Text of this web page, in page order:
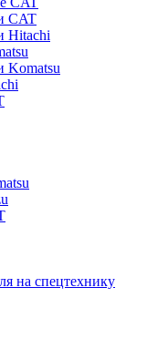
CAT
Hitachi
Komatsu
на спецтехнику